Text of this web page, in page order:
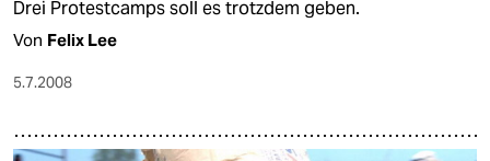
Drei Protestcamps soll es trotzdem geben.
Von Felix Lee
5.7.2008